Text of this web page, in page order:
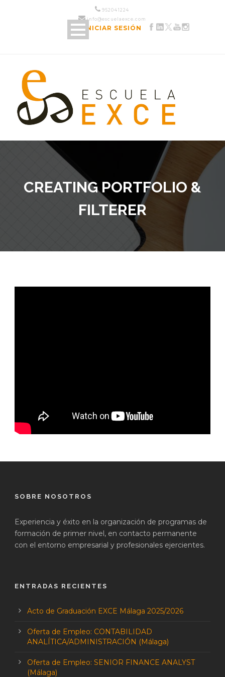
952 04 12 24
info@escuelaexce.com
INICIAR SESIÓN
CREATING PORTFOLIO &
FILTERER
SOBRE NOSOTROS
Experiencia y éxito en la organización de programas de
formación de primer nivel, en contacto permanente
con el entorno empresarial y profesionales ejercientes.
ENTRADAS RECIENTES
Acto de Graduación EXCE Málaga 2025/2026
Oferta de Empleo: CONTABILIDAD
ANALÍTICA/ADMINISTRACIÓN (Málaga)
Oferta de Empleo: SENIOR FINANCE ANALYST
(Málaga)